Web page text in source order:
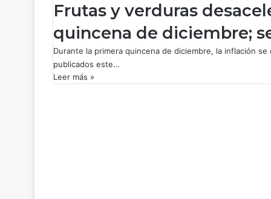
Frutas y verduras
quincena de diciembre;
Durante la primera quincena de diciembre, la inflación
publicados este…
Leer más »